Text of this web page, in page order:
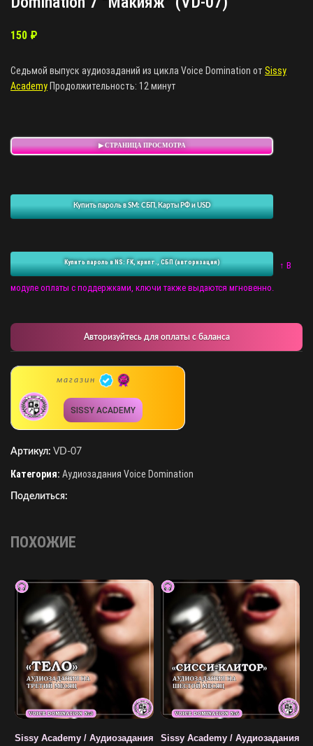
150 ₽
Седьмой выпуск аудиозаданий из цикла Voice Domination от Sissy
Academy Продолжительность: 12 минут
▶ СТРАНИЦА ПРОСМОТРА
Купить пароль в SM: СБП, Карты РФ и USD
Купить пароль в NS: FK, крипт., СБП (авторизация) ↑ В
модуле оплаты с поддержками, ключи также выдаются мгновенно.
Авторизуйтесь для оплаты с баланса
магазин
SISSY ACADEMY
Артикул: VD-07
Категория: Аудиозадания Voice Domination
Поделиться:
ПОХОЖИЕ
Sissy Academy / Аудиозадания
Sissy Academy / Аудиозадания